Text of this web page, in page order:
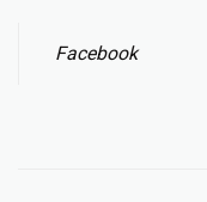
Facebook